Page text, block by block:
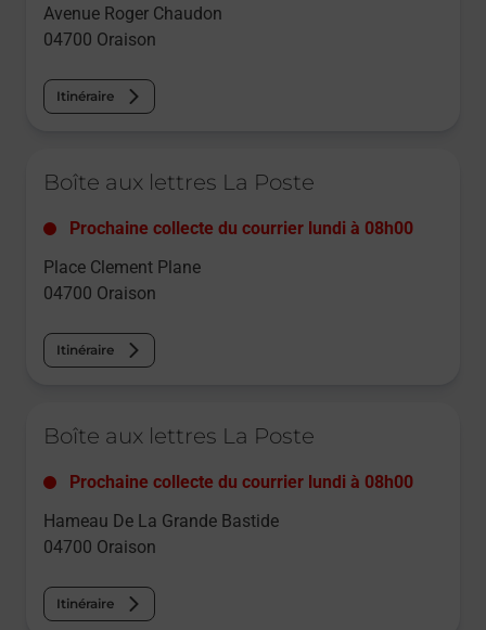
Avenue Roger Chaudon
04700 Oraison
Itinéraire
Boîte aux lettres La Poste
Prochaine collecte du courrier lundi à 08h00
Place Clement Plane
04700 Oraison
Itinéraire
Boîte aux lettres La Poste
Prochaine collecte du courrier lundi à 08h00
Hameau De La Grande Bastide
04700 Oraison
Itinéraire